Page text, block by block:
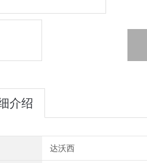
介绍
达沃西